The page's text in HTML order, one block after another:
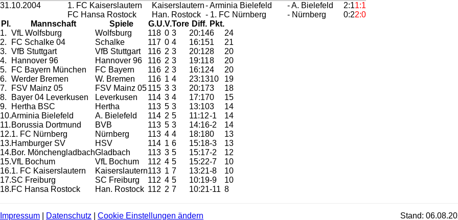
31.10.2004
1. FC Kaiserslautern Kaiserslautern- Arminia Bielefeld - A. Bielefeld 2:11:1
FC Hansa Rostock
Han. Rostock - 1. FC Nürnberg - Nürnberg 0:22:0
Pl.
Mannschaft Spiele G.U.V.Tore Diff. Pkt.
1. VfL Wolfsburg Wolfsburg 118 0 3 20:146
24
2.
FC Schalke 04 Schalke 117 0 4 16:151
21
3. VfB Stuttgart VfB Stuttgart 116 2 3 20:128
20
4.
Hannover 96 Hannover 96 116 2 3 19:118
20
5.
FC Bayern München FC Bayern 116 2 3 16:124
20
6. Werder Bremen W. Bremen 116 1 4 23:1310
19
7.
FSV Mainz 05 FSV Mainz 05115 3 3 20:173
18
8.
Bayer 04 Leverkusen Leverkusen 114 3 4 17:170
15
9.
Hertha BSC Hertha 113 5 3 13:103
14
10.Arminia Bielefeld A. Bielefeld 114 2 5 11:12-1
14
11. Borussia Dortmund BVB 113 5 3 14:16-2
14
12.1. FC Nürnberg Nürnberg 113 4 4 18:180
13
13.Hamburger SV HSV 114 1 6 15:18-3
13
14.Bor. MönchengladbachGladbach 113 3 5 15:17-2
12
15.VfL Bochum VfL Bochum 112 4 5 15:22-7
10
16.1. FC Kaiserslautern Kaiserslautern113 1 7 13:21-8
10
17.SC Freiburg SC Freiburg 112 4 5 10:19-9
10
18.FC Hansa Rostock Han. Rostock 112 2 7 10:21-11 8
Impressum Datenschutz Cookie Einstellungen ändern Stand: